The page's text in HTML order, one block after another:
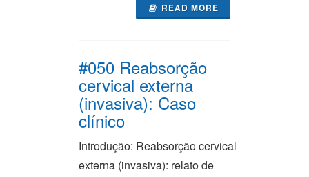
READ MORE
#050 Reabsorção
cervical externa
(invasiva): Caso
clínico
Introdução: Reabsorção cervical
externa (invasiva): relato de